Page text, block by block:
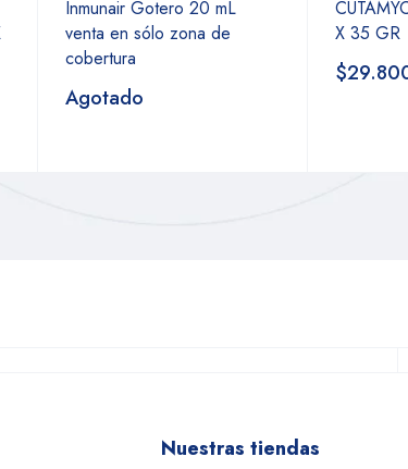
Inmunair Gotero 20 mL
venta en sólo zona de
cobertura
Agotado
X 35 GR
Nuestras tiendas